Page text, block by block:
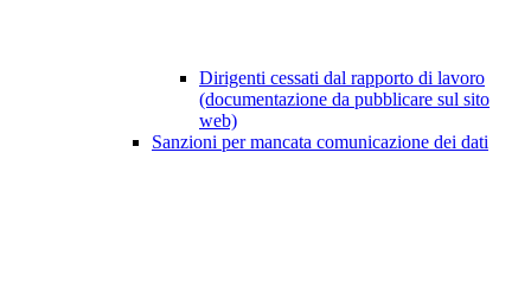
Dirigenti cessati dal rapporto di lavoro
(documentazione da pubblicare sul sito
web)
Sanzioni per mancata comunicazione dei dati